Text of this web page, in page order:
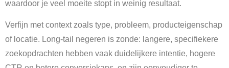
waardoor je veel moeite stopt in weinig resultaat.
Verfijn met context zoals type, probleem, producteigenschap
of locatie. Long-tail negeren is zonde: langere, specifiekere
zoekopdrachten hebben vaak duidelijkere intentie, hogere